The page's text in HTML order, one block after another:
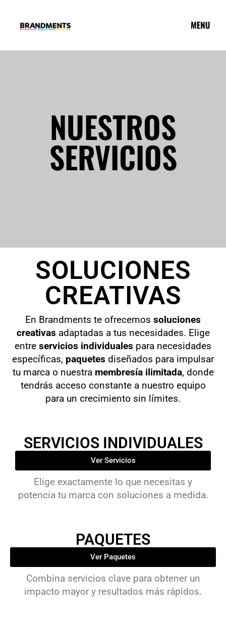
NUESTROS
SERVICIOS
SOLUCIONES
CREATIVAS
En Brandments te ofrecemos soluciones
creativas adaptadas a tus necesidades. Elige
entre servicios individuales para necesidades
específicas, paquetes diseñados para impulsar
tu marca o nuestra membresía ilimitada, donde
tendrás acceso constante a nuestro equipo
para un crecimiento sin límites.
SERVICIOS INDIVIDUALES
Ver Servicios
Elige exactamente lo que necesitas y
potencia tu marca con soluciones a medida.
PAQUETES
Ver Paquetes
Combina servicios clave para obtener un
impacto mayor y resultados más rápidos.